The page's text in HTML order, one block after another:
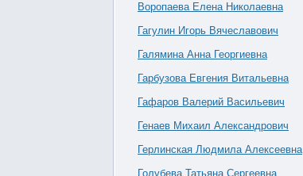
Воропаева Елена Николаевна
Гагулин Игорь Вячеславович
Галямина Анна Георгиевна
Гарбузова Евгения Витальевна
Гафаров Валерий Васильевич
Генаев Михаил Александрович
Герлинская Людмила Алексеевна
Голубева Татьяна Сергеевна